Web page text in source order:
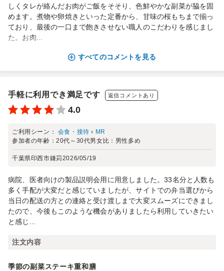
しくタレが絡んだお肉がご飯をそそり、色鮮やかな副菜が脇を固
めます。煮物や卵焼きといった定番から、甘味の桜もちまで揃っ
ており、最後の一口まで飽きさせない職人のこだわりを感じまし
た。お肉...
すべてのコメントを見る
手軽に利用でき満足です 返信コメントあり
4.0
ご利用シーン： 会食・接待 › MR
参加者の年齢：20代～30代男女比： 男性多め
千葉県印西市鎌苅2026/05/19
病院、医者向けの製品説明会用に用意しました。33名分と人数も
多く手配が大変だと感じていましたが、サイトでの弁当選びから
当日の配送の方との連絡と受け渡しまで大変スムーズにできまし
たので、今後もこのような機会がありましたら利用していきたい
と感じ...
注文内容
季節の副菜ステーキ重和膳